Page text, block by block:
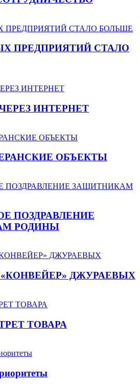
ПРЕДПРИЯТИЙ СТАЛО
ИНТЕРНЕТ
ОБЪЕКТЫ
ПОЗДРАВЛЕНИЕ
РОДИНЫ
ДЖУРАЕВЫХ
ТОВАРА